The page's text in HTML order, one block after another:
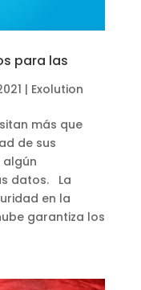
para las
| Exolution
más que
de sus
algún
datos. La
en la
garantiza los